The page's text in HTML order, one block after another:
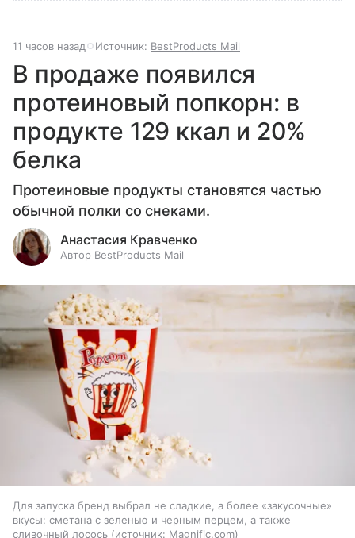
11 часов назад Источник: BestProducts Mail
В продаже появился
протеиновый попкорн: в
продукте 129 ккал и 20%
белка
Протеиновые продукты становятся частью
обычной полки со снеками.
Анастасия Кравченко
Автор BestProducts Mail
Для запуска бренд выбрал не сладкие, а более «закусочные»
вкусы: сметана с зеленью и черным перцем, а также
сливочный лосось
источник: Magnific.com